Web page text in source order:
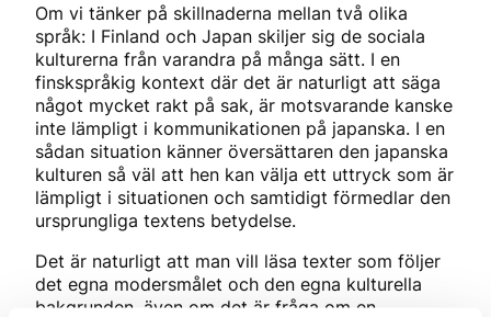
Om vi tänker på skillnaderna mellan två olika
språk: I Finland och Japan skiljer sig de sociala
kulturerna från varandra på många sätt. I en
finskspråkig kontext där det är naturligt att säga
något mycket rakt på sak, är motsvarande kanske
inte lämpligt i kommunikationen på japanska. I en
sådan situation känner översättaren den japanska
kulturen så väl att hen kan välja ett uttryck som är
lämpligt i situationen och samtidigt förmedlar den
ursprungliga textens betydelse.
Det är naturligt att man vill läsa texter som följer
det egna modersmålet och den egna kulturella
bakgrunden, även om det är fråga om en